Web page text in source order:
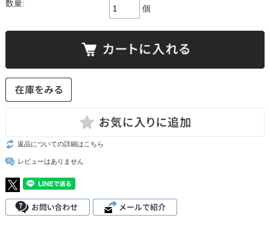
数量:
個
返品についての詳細はこちら
レビューはありません